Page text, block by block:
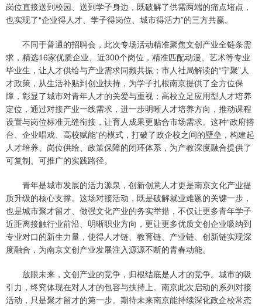
岗位直接送到校园、送到学子身边，既破解了供需两端的痛点堵点，
也实现了“企业得人才、学子得岗位、城市得活力”的三方共赢。
不同于普通的招聘会，此次专场活动精准聚焦文创产业全链条需
求，精选16家优质企业、近300个岗位，精准匹配动漫、艺术等专业
毕业生，让人才供给与产业需求同频共振；市人社局解读的“宁聚”人
才政策，从生活补贴到创业扶持，为学子扎根南京提供了全方位保
障，彰显了城市对青年人才的关爱与重视；高校立足应用型人才培养
定位，通过对接产业一线需求，进一步明晰人才培养方向，推动课程
设置与岗位标准无缝衔接，让育人成果更贴合市场需求。这种“政府搭
台、企业唱戏、高校赋能”的模式，打破了政企校之间的壁垒，构建起
人才培养、岗位供给、政策保障的闭环体系，为产教深度融合提供了
可复制、可推广的实践路径。
青年是城市发展的活力源泉，创新创意人才更是南京文化产业提
质升级的核心支撑。这场对接活动，既是破解就业难题的关键一步，
也是城市聚才留才、做强文化产业的务实举措，不仅让更多青年学子
近距离接触行业前沿、明晰职业方向，更让更多优质文创企业吸纳到
专业对口的新生力量，使得人才链、教育链、产业链、创新链实现深
度融合，为南京文创产业发展注入源源不断的青春动能。
放眼未来，文创产业的竞争，归根结底是人才的竞争。城市的吸
引力，终究体现在对人才的包容与扶持上。南京此次启动的系列对接
活动，只是聚才留才的第一步。期待未来南京能持续深化政企校常态